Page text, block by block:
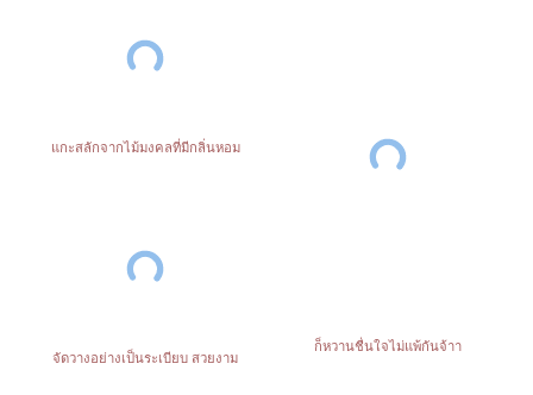
แกะสลักจากไม้มงคลที่มีกลิ่นหอม
จัดวางอย่างเป็นระเบียบ สวยงาม
ก็หวานชื่นใจไม่แพ้กันจ้าา